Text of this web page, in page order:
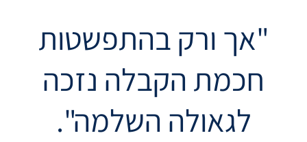
"אך ורק בהתפשטות
חכמת הקבלה נזכה
לגאולה השלמה".